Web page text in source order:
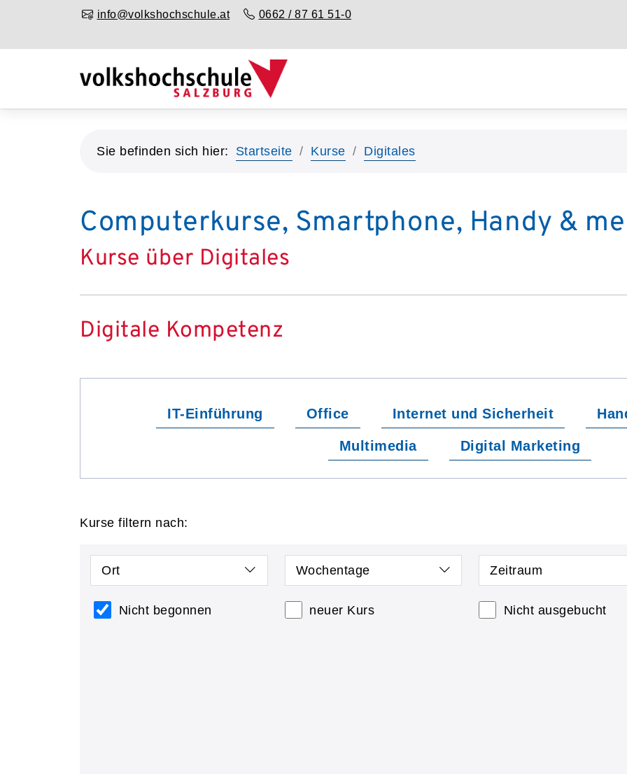
info@volkshochschule.at 0662 / 87 61 51-0
Sie befinden sich hier: Startseite Kurse Digitales
Computerkurse, Smartphone, Handy &
Kurse über Digitales
Digitale Kompetenz
IT-Einführung Office Internet und Sicherheit
Multimedia Digital Marketing
Kurse filtern nach:
Ort Wochentage Zeitraum
Nicht begonnen neuer Kurs Nicht ausgebucht